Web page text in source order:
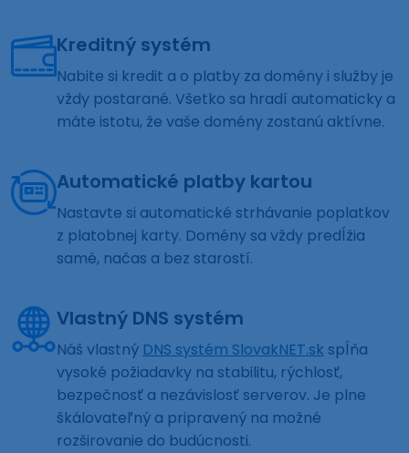
Kreditný systém
Nabite si kredit a o platby za domény i služby je
vždy postarané. Všetko sa hradí automaticky a
máte istotu, že vaše domény zostanú aktívne.
Automatické platby kartou
Nastavte si automatické strhávanie poplatkov
z platobnej karty. Domény sa vždy predĺžia
samé, načas a bez starostí.
Vlastný DNS systém
Náš vlastný DNS systém SlovakNET.sk spĺňa
vysoké požiadavky na stabilitu, rýchlosť,
bezpečnosť a nezávislosť serverov. Je plne
škálovateľný a pripravený na možné
rozširovanie do budúcnosti.